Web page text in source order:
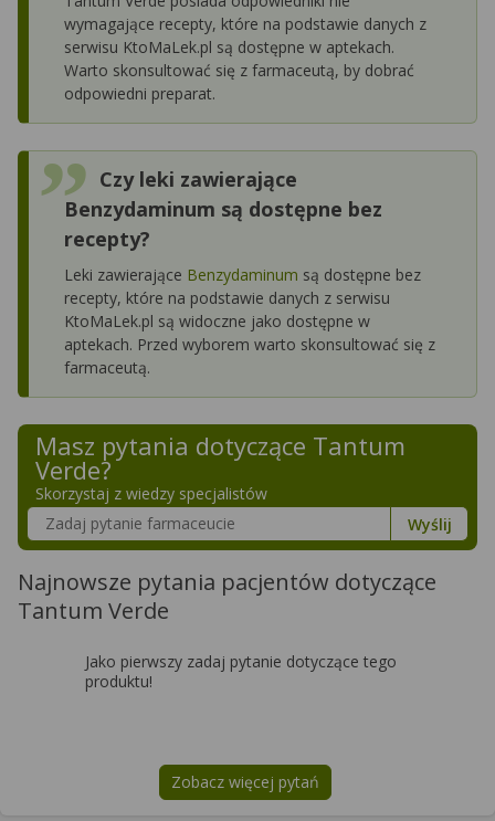
wymagające recepty, które na podstawie danych z
serwisu KtoMaLek.pl są dostępne w aptekach.
Warto skonsultować się z farmaceutą, by dobrać
odpowiedni preparat.
Czy leki zawierające
Benzydaminum są dostępne bez
recepty?
Leki zawierające Benzydaminum są dostępne bez
recepty, które na podstawie danych z serwisu
KtoMaLek.pl są widoczne jako dostępne w
aptekach. Przed wyborem warto skonsultować się z
farmaceutą.
Masz pytania dotyczące Tantum
Verde?
Skorzystaj z wiedzy specjalistów
Szukaj w poradnikach o zdrowiu
Wyślij
Najnowsze pytania pacjentów dotyczące
Tantum Verde
Jako pierwszy zadaj pytanie dotyczące tego
produktu!
Zobacz więcej pytań
na tematTantum Verde